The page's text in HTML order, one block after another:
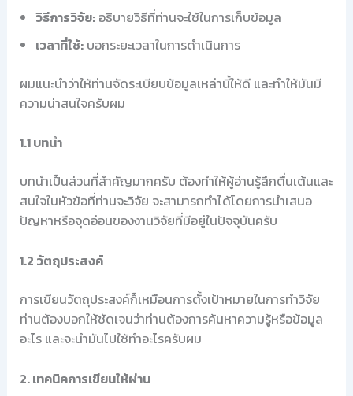
วิธีการวิจัย:อธิบายวิธีที่ท่านจะใช้ในการเก็บข้อมูล
เวลาที่ใช้:บอกระยะเวลาในการดำเนินการ
ผมแนะนำว่าให้ท่านจัดระเบียบข้อมูลเหล่านี้ให้ดี และทำให้มันมี
ความน่าสนใจครับผม
1.1 บทนำ
บทนำเป็นส่วนที่สำคัญมากครับ ต้องทำให้ผู้อ่านรู้สึกตื่นเต้นและ
สนใจในหัวข้อที่ท่านจะวิจัย จะสามารถทำได้โดยการนำเสนอ
ปัญหาหรือจุดอ่อนของงานวิจัยที่มีอยู่ในปัจจุบันครับ
1.2 วัตถุประสงค์
การเขียนวัตถุประสงค์ก็เหมือนการตั้งเป้าหมายในการทำวิจัย
ท่านต้องบอกให้ชัดเจนว่าท่านต้องการค้นหาความรู้หรือข้อมูล
อะไร และจะนำมันไปใช้ทำอะไรครับผม
2. เทคนิคการเขียนให้ผ่าน